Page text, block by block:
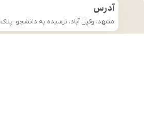
آدرس
مشهد، وکیل آباد، نرسیده به دانشجو، پلاک 529